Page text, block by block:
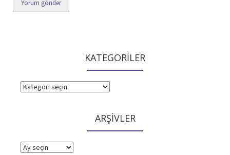
KATEGORİLER
KATEGORİLER
ARŞİVLER
ARŞİVLER